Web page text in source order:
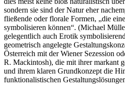
sondern sie sind der Natur eher
fließende oder florale Formen, „die
symbolisieren können“. (Michael
gelegentlich auch Erotik
geometrisch angelegte
Österreich mit der Wiener Sezession
R. Mackintosh), die mit ihrer markant
und ihrem klaren Grundkonzept die
funktionalistischen